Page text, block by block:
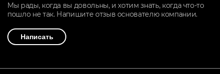
Мы рады, когда вы довольны, и хотим знать, когда что-то
пошло не так. Напишите отзыв основателю компании.
Написать